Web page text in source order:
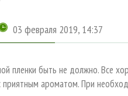
03 февраля 2019, 14:37
пленки быть не должно. Все
ароматом. При